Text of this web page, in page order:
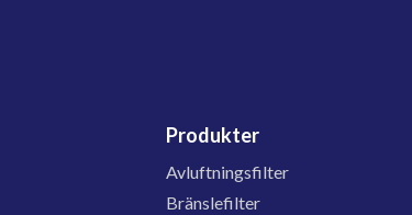
Produkter
Avluftningsfilter
Bränslefilter